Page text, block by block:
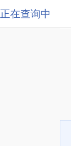
正在查询中